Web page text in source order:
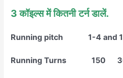
3 कॉइल्स में कितनी टर्न डालें.
Running pitch 1-4 and
Running Turns 150